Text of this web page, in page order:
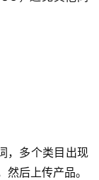
，多个类目出现
后上传产品。